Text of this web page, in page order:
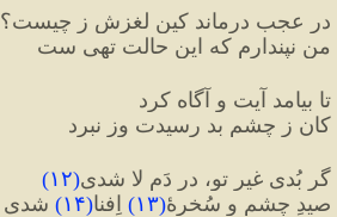
در عجب درماند کین لغزش ز چیست؟
من نپندارم که این حالت تهی ست
تا بیامد آیت و آگاه کرد
کان ز چشمِ بد رسیدت وز نبرد
گر بُدی غیرِ تو، در دَم لا شدی(۱۲)
صیدِ چشم و سُخرهٔ(۱۳) اِفنا(۱۴) شدی